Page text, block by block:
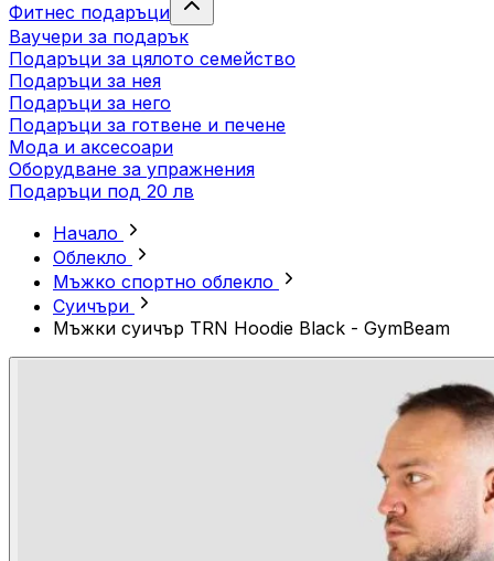
Фитнес подаръци
Ваучери за подарък
Подаръци за цялото семейство
Подаръци за нея
Подаръци за него
Подаръци за готвене и печене
Мода и аксесоари
Оборудване за упражнения
Подаръци под 20 лв
Начало
Облекло
Мъжко спортно облекло
Суичъри
Мъжки суичър TRN Hoodie Black - GymBeam